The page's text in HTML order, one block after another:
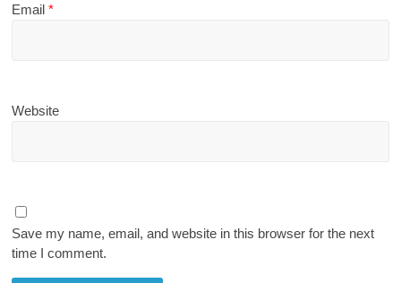
Email*
Website
Save my name, email, and website in this browser for the next
time I comment.